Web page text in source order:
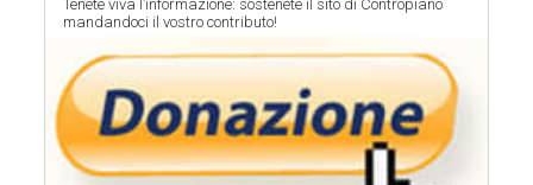
Tenete viva l’informazione: sostenete il sito di Contropiano
mandandoci il vostro contributo!